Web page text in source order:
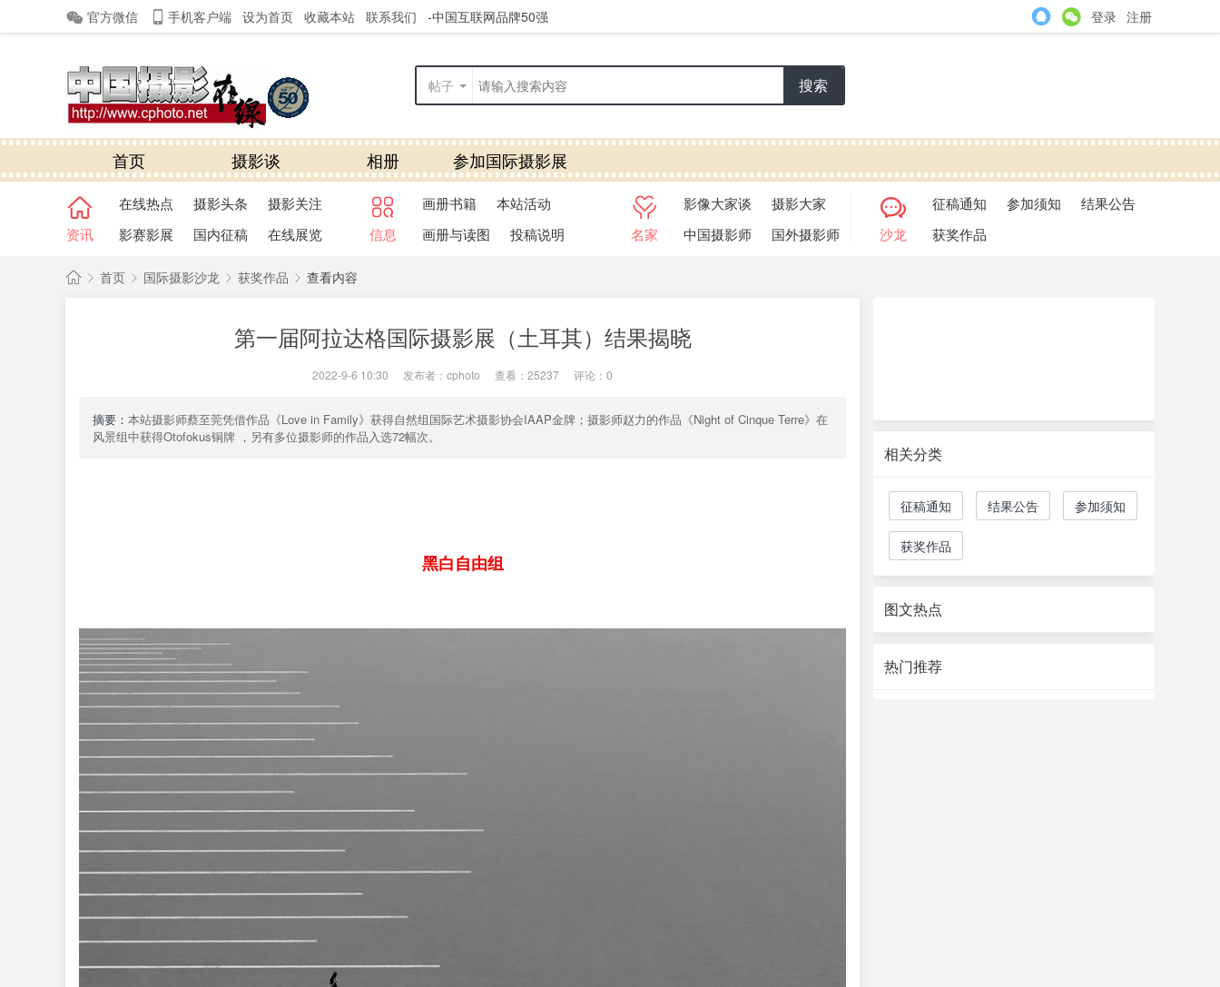
官方微信 手机客户端 设为首页 收藏本站 联系我们 登录 注册
-中国互联网品牌50强
帖子 搜索
首页 摄影谈 相册
参加国际摄影展
览快捷通道
资讯
在线热点 摄影头条
摄影关注
影赛影展
国内征稿 在线展览 信息
画册书籍
本站活动
画册与读图
投稿说明 名家
影像大家谈
摄影大家
中国摄影师
国外摄影师 沙龙
征稿通知 参加须知
结果公告
获奖作品
首页 国际摄影沙龙 获奖作品 查看内容
第一届阿拉达格国际摄影展（土耳其）结果揭晓
2022-9-6 10:30 发布者： cphoto 查看： 25237 评论：0
摘要： 本站摄影师蔡至莞凭借作品《Love in Family》获得自然组国际艺术摄影协会IAAP金牌；摄影师赵力的作品《Night of Cinque Terre》在
风景组中获得Otofokus铜牌 ，另有多位摄影师的作品入选72幅次。
黑白自由组
相关分类
征稿通知 结果公告 参加须知
获奖作品
图文热点
热门推荐